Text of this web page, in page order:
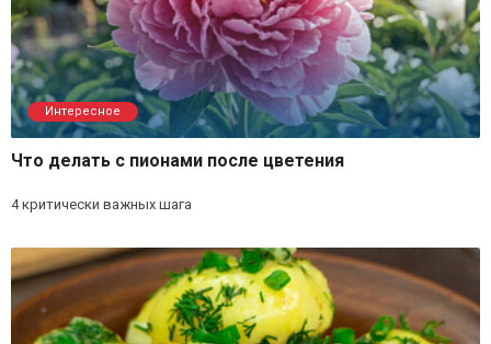
Интересное
Что делать с пионами после цветения
4 критически важных шага